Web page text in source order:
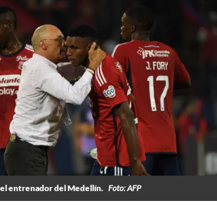
entrenador del Medellín. Foto: AFP